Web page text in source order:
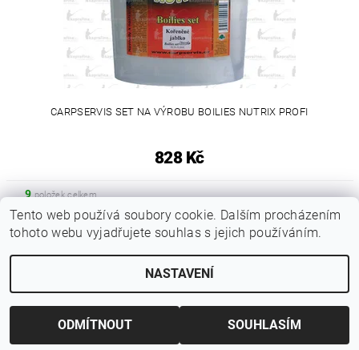
CARPSERVIS SET NA VÝROBU BOILIES NUTRIX PROFI
828 Kč
9položek celkem
Zboží.cz Heureka.cz
2026 © Kaprařina.cz, všechna práva vyhrazenaUpravit nastavení cookies
Tento web používá soubory cookie. Dalším procházením
tohoto webu vyjadřujete souhlas s jejich používáním.
NASTAVENÍ
ODMÍTNOUT SOUHLASÍM